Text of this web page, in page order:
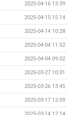
2025-04-16 13:39
2025-04-15 15:14
2025-04-14 10:28
2025-04-04 11:52
2025-04-04 09:02
2025-03-27 10:01
2025-03-26 13:45
2025-03-17 12:09